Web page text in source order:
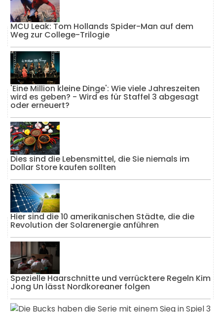
MCU Leak: Tom Hollands Spider-Man auf dem
Weg zur College-Trilogie
'Eine Million kleine Dinge': Wie viele Jahreszeiten
wird es geben? - Wird es für Staffel 3 abgesagt
oder erneuert?
Dies sind die Lebensmittel, die Sie niemals im
Dollar Store kaufen sollten
Hier sind die 10 amerikanischen Städte, die die
Revolution der Solarenergie anführen
Spezielle Haarschnitte und verrücktere Regeln Kim
Jong Un lässt Nordkoreaner folgen